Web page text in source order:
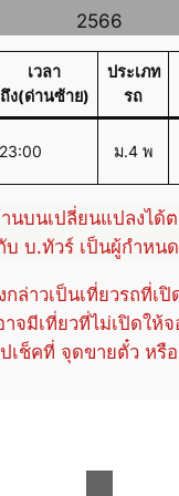
2566
เวลา
ถึง(ด่านซ้าย)
ประเภท
รถ
23:00 ม.4 พ
นบนเปลี่ยนแปลงได้
บ บ.ทัวร์ เป็นผู้กำหน
กล่าวเป็นเที่ยวรถที่เ
จมีเที่ยวที่ไม่เปิดให้
ปเช็คที่ จุดขายตั๋ว หรื